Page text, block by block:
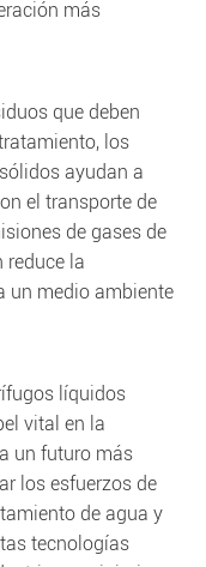
más
que deben
los
ayudan a
el transporte de
de gases de
reduce la
un medio ambiente
líquidos
vital en la
un futuro más
los esfuerzos de
de agua y
tecnologías